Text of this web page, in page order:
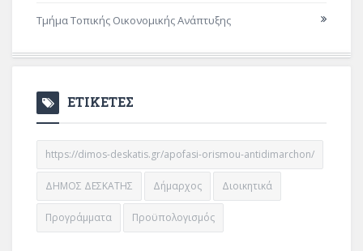
Τμήμα Τοπικής Οικονομικής Ανάπτυξης
ΕΤΙΚΕΤΕΣ
https://dimos-deskatis.gr/apofasi-orismou-antidimarchon/
ΔΗΜΟΣ ΔΕΣΚΑΤΗΣ Δήμαρχος Διοικητικά
Προγράμματα Προϋπολογισμός